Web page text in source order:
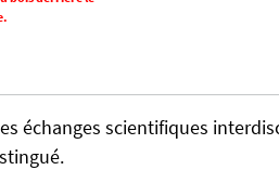
.
échanges scientifiques